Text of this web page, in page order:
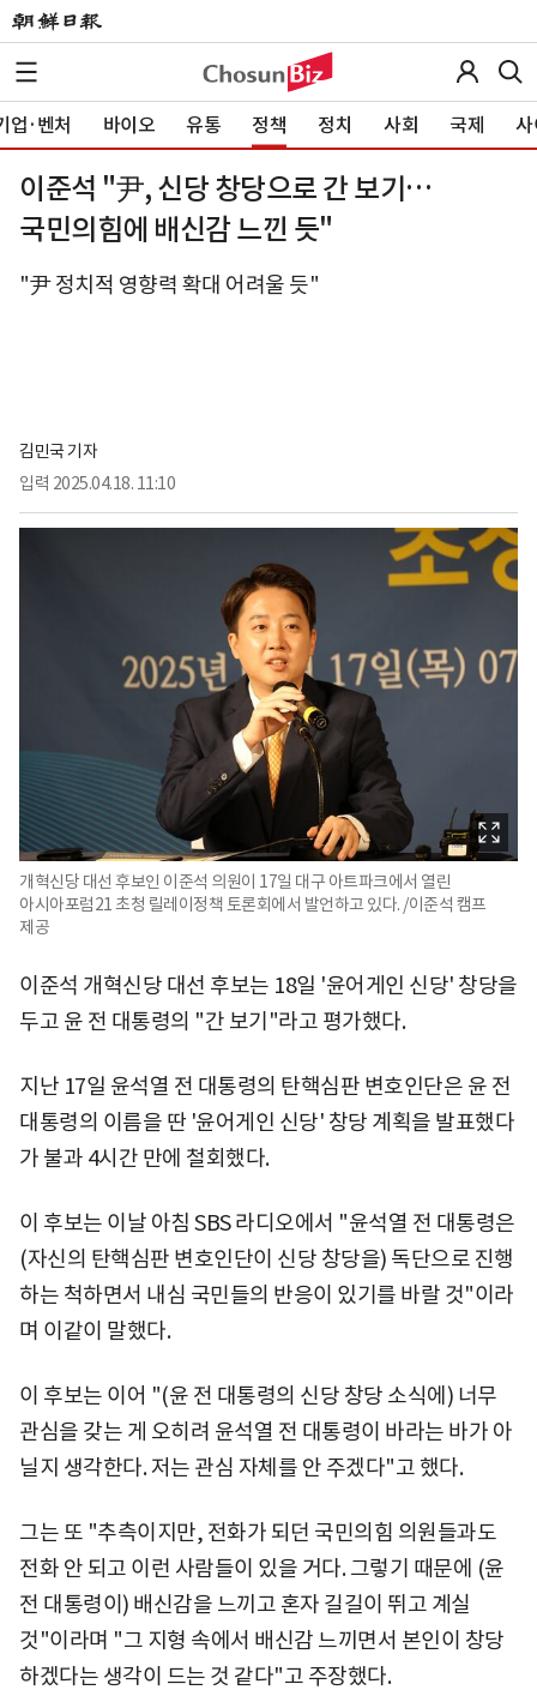
업·벤처 바이오 유통 정책 정치 사회 국제 사
이준석 "尹, 신당 창당으로 간 보기…
국민의힘에 배신감 느낀 듯"
"尹 정치적 영향력 확대 어려울 듯"
김민국 기자
입력 2025.04.18. 11:10
개혁신당 대선 후보인 이준석 의원이 17일 대구 아트파크에서 열린
아시아포럼21 초청 릴레이정책 토론회에서 발언하고 있다. /이준석 캠프
제공
이준석 개혁신당 대선 후보는 18일 '윤어게인 신당' 창당을
두고 윤 전 대통령의 "간 보기"라고 평가했다.
지난 17일 윤석열 전 대통령의 탄핵심판 변호인단은 윤 전
대통령의 이름을 딴 '윤어게인 신당' 창당 계획을 발표했다
가 불과 4시간 만에 철회했다.
이 후보는 이날 아침 SBS 라디오에서 "윤석열 전 대통령은
(자신의 탄핵심판 변호인단이 신당 창당을) 독단으로 진행
하는 척하면서 내심 국민들의 반응이 있기를 바랄 것"이라
며 이같이 말했다.
이 후보는 이어 "(윤 전 대통령의 신당 창당 소식에) 너무
관심을 갖는 게 오히려 윤석열 전 대통령이 바라는 바가 아
닐지 생각한다. 저는 관심 자체를 안 주겠다"고 했다.
그는 또 "추측이지만, 전화가 되던 국민의힘 의원들과도
전화 안 되고 이런 사람들이 있을 거다. 그렇기 때문에 (윤
전 대통령이) 배신감을 느끼고 혼자 길길이 뛰고 계실
것"이라며 "그 지형 속에서 배신감 느끼면서 본인이 창당
하겠다는 생각이 드는 것 같다"고 주장했다.